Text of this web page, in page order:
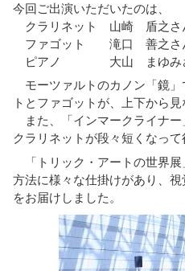
今回ご出演いただいたのは、
クラリネット 山崎 盾之さ
ファゴット 滝口 善之さ
ピアノ 大山 まゆみ
モーツァルトのカノン「鏡」
トとファゴットが、上下から見
また、「インマークライナー
クラリネットが段々短くなって
「トリック・アートの世界展
方法に様々な仕掛けがあり、
をお届けしました。